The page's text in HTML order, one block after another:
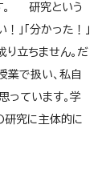
。 研究という
」「分かった！」
り立ちません。だ
業で扱い、私自
っています。学
研究に主体的に